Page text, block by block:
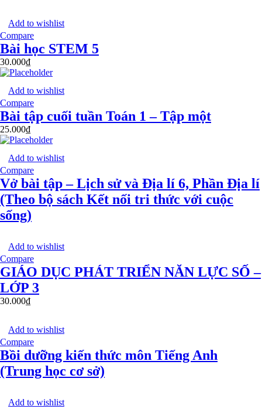
Add to wishlist
Compare
Bài học STEM 5
30.000₫
Add to wishlist
Compare
Bài tập cuối tuần Toán 1 – Tập một
25.000₫
Add to wishlist
Compare
Vở bài tập – Lịch sử và Địa lí 6, Phần Địa lí
(Theo bộ sách Kết nối tri thức với cuộc
sống)
Add to wishlist
Compare
GIÁO DỤC PHÁT TRIỂN NĂN LỰC SỐ –
LỚP 3
30.000₫
Add to wishlist
Compare
Bồi dưỡng kiến thức môn Tiếng Anh
(Trung học cơ sở)
Add to wishlist